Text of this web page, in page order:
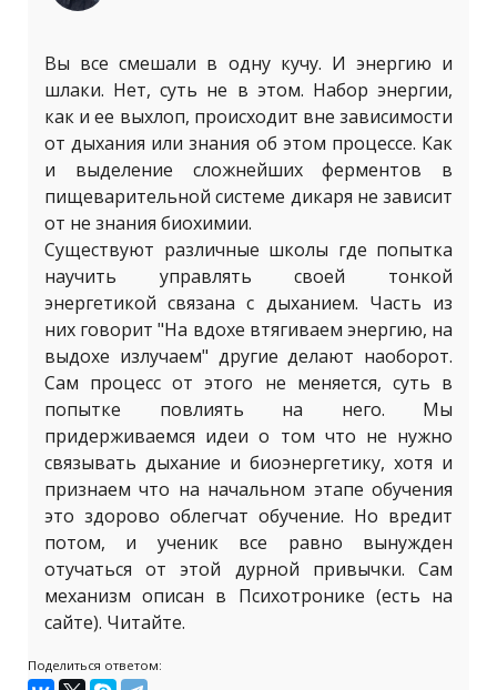
Вы все смешали в одну кучу. И энергию и
шлаки. Нет, суть не в этом. Набор энергии,
как и ее выхлоп, происходит вне зависимости
от дыхания или знания об этом процессе. Как
и выделение сложнейших ферментов в
пищеварительной системе дикаря не зависит
от не знания биохимии.
Существуют различные школы где попытка
научить управлять своей тонкой
энергетикой связана с дыханием. Часть из
них говорит "На вдохе втягиваем энергию, на
выдохе излучаем" другие делают наоборот.
Сам процесс от этого не меняется, суть в
попытке повлиять на него. Мы
придерживаемся идеи о том что не нужно
связывать дыхание и биоэнергетику, хотя и
признаем что на начальном этапе обучения
это здорово облегчат обучение. Но вредит
потом, и ученик все равно вынужден
отучаться от этой дурной привычки. Сам
механизм описан в Психотронике (есть на
сайте). Читайте.
Поделиться ответом: